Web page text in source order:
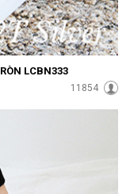
LCBN333
11854